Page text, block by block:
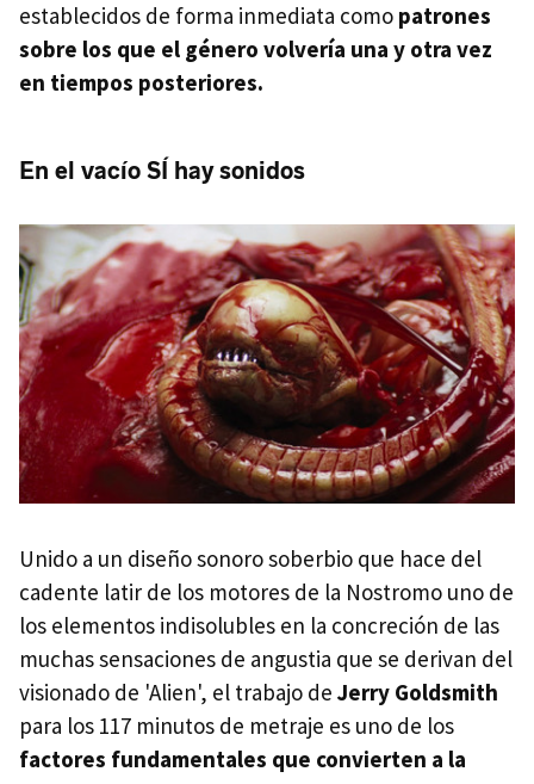
establecidos de forma inmediata como patrones
sobre los que el género volvería una y otra vez
en tiempos posteriores.
En el vacío SÍ hay sonidos
Unido a un diseño sonoro soberbio que hace del
cadente latir de los motores de la Nostromo uno de
los elementos indisolubles en la concreción de las
muchas sensaciones de angustia que se derivan del
visionado de 'Alien', el trabajo de Jerry Goldsmith
para los 117 minutos de metraje es uno de los
factores fundamentales que convierten a la